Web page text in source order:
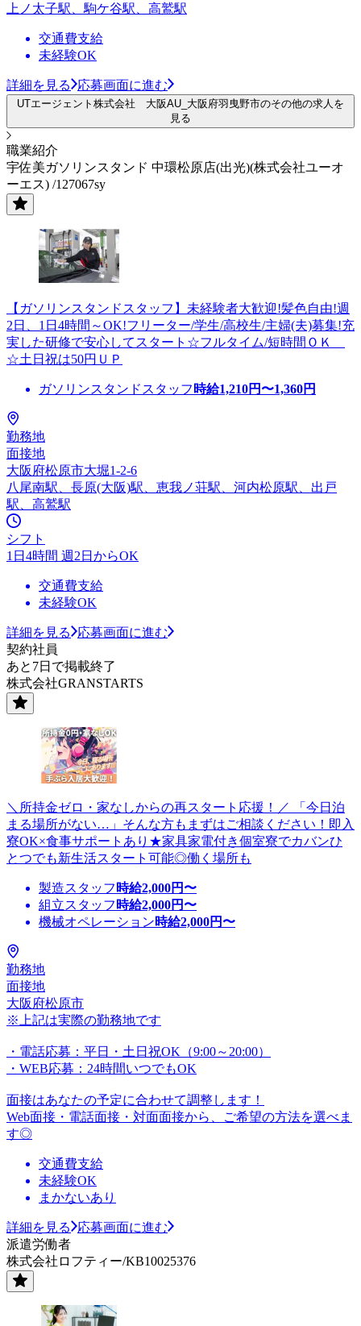
上ノ太子駅、駒ケ谷駅、高鷲駅
交通費支給
未経験OK
詳細を見る 応募画面に進む
UTエージェント株式会社 大阪AU_大阪府羽曳野市のその他の求人を
見る
職業紹介
宇佐美ガソリンスタンド 中環松原店(出光)(株式会社ユーオ
ーエス) /127067sy
【ガソリンスタンドスタッフ】未経験者大歓迎!髪色自由!週
2日、1日4時間～OK!フリーター/学生/高校生/主婦(夫)募集!充
実した研修で安心してスタート☆フルタイム/短時間ＯＫ
☆土日祝は50円ＵＰ
ガソリンスタンドスタッフ 時給1,210円〜1,360円
勤務地
面接地
大阪府松原市大堀1-2-6
八尾南駅、長原(大阪)駅、恵我ノ荘駅、河内松原駅、出戸
駅、高鷲駅
シフト
1日4時間 週2日からOK
交通費支給
未経験OK
詳細を見る
応募画面に進む
契約社員
あと7日で掲載終了
株式会社GRANSTARTS
＼所持金ゼロ・家なしからの再スタート応援！／ 「今日泊
まる場所がない…」そんな方もまずはご相談ください！即入
寮OK×食事サポートあり★家具家電付き個室寮でカバンひ
とつでも新生活スタート可能◎働く場所も
製造スタッフ 時給2,000円〜
組立スタッフ 時給2,000円〜
機械オペレーション時給2,000円〜
勤務地
面接地
大阪府松原市
※上記は実際の勤務地です
・電話応募：平日・土日祝OK（9:00～20:00）
・WEB応募：24時間いつでもOK
面接はあなたの予定に合わせて調整します！
Web面接・電話面接・対面面接から、ご希望の方法を選べま
す◎
交通費支給
未経験OK
まかないあり
詳細を見る
応募画面に進む
派遣労働者
株式会社ロフティー/KB10025376